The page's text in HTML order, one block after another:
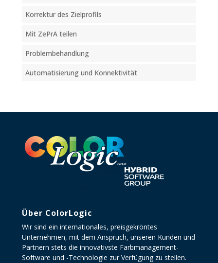
Korrektur des Zielprofils
Mit ZePrA teilen
Problembehandlung
Automatisierung und Konnektivität
Über ColorLogic
Wir sind ein internationales, preisgekröntes
Unternehmen, mit dem Anspruch, unseren Kunden und
Partnern stets die innovativste Farbmanagement-
Software und -Technologie zur Verfügung zu stellen.